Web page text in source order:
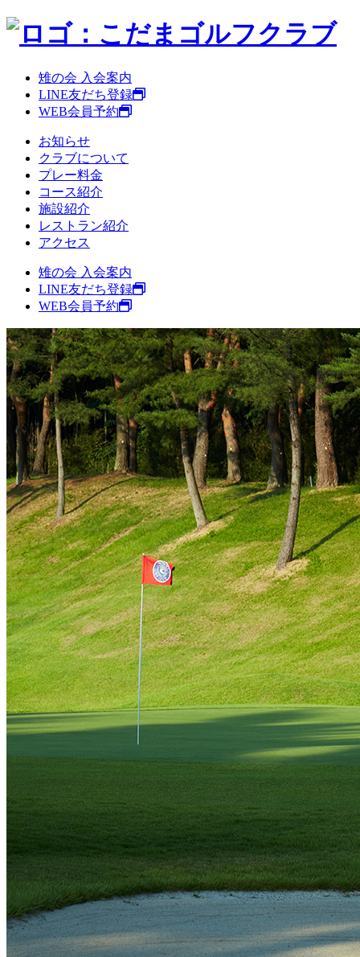
雉の会 入会案内
LINE友だち登録
WEB会員予約
お知らせ
クラブについて
プレー料金
コース紹介
施設紹介
レストラン紹介
アクセス
雉の会 入会案内
LINE友だち登録
WEB会員予約